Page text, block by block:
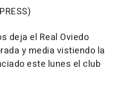
deja el Real Oviedo
y media vistiendo la
este lunes el club